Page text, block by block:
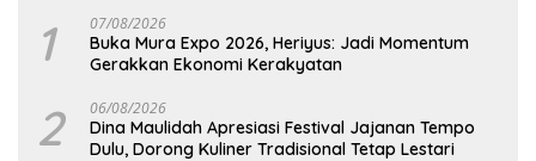
1 07/08/2026
Buka Mura Expo 2026, Heriyus: Jadi Momentum
Gerakkan Ekonomi Kerakyatan
2 06/08/2026
Dina Maulidah Apresiasi Festival Jajanan Tempo
Dulu, Dorong Kuliner Tradisional Tetap Lestari